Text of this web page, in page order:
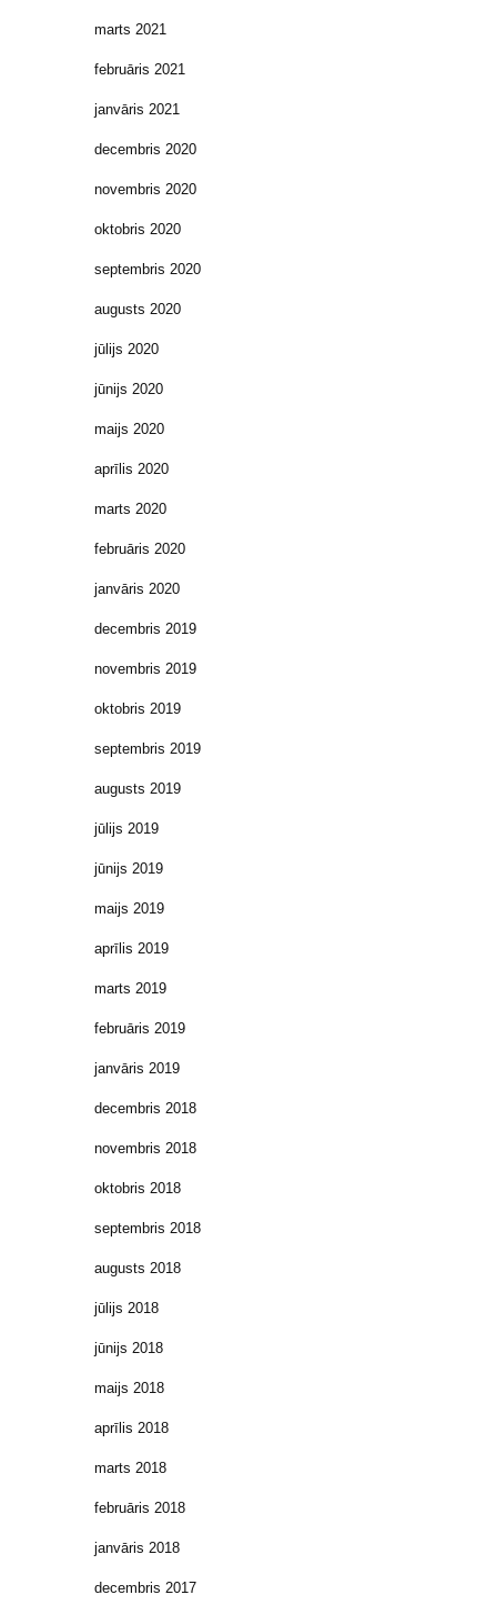
marts 2021
februāris 2021
janvāris 2021
decembris 2020
novembris 2020
oktobris 2020
septembris 2020
augusts 2020
jūlijs 2020
jūnijs 2020
maijs 2020
aprīlis 2020
marts 2020
februāris 2020
janvāris 2020
decembris 2019
novembris 2019
oktobris 2019
septembris 2019
augusts 2019
jūlijs 2019
jūnijs 2019
maijs 2019
aprīlis 2019
marts 2019
februāris 2019
janvāris 2019
decembris 2018
novembris 2018
oktobris 2018
septembris 2018
augusts 2018
jūlijs 2018
jūnijs 2018
maijs 2018
aprīlis 2018
marts 2018
februāris 2018
janvāris 2018
decembris 2017